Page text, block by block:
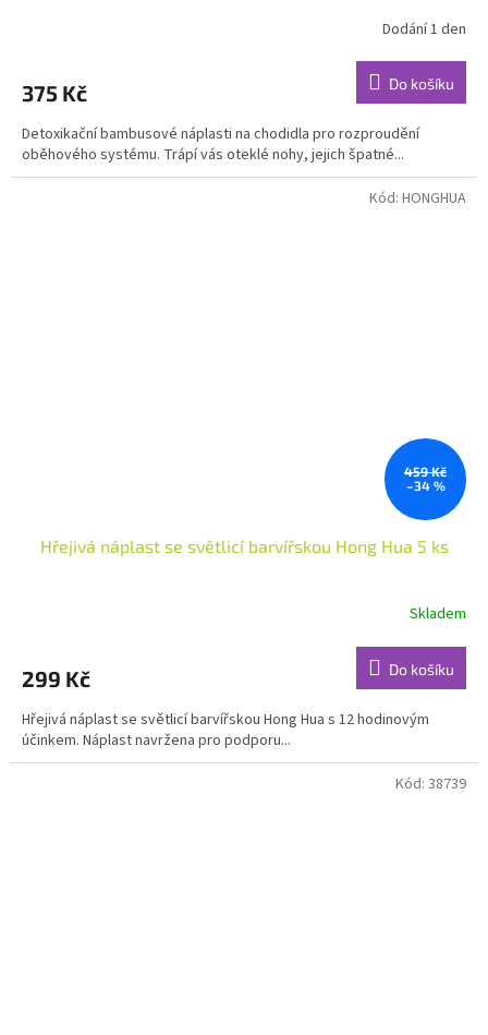
je
z
5
hvězdiček.
Dodání 1 den
375 Kč Do košíku
Detoxikační bambusové náplasti na chodidla pro rozproudění
oběhového systému. Trápí vás oteklé nohy, jejich špatné...
459 Kč
–34 %
Hřejivá náplast se světlicí barvířskou Hong Hua 5 ks
je
z
5
hvězdiček.
Skladem
299 Kč Do košíku
Hřejivá náplast se světlicí barvířskou Hong Hua s 12 hodinovým
účinkem. Náplast navržena pro podporu...
Kód: HONGHUA
Kód: 38739